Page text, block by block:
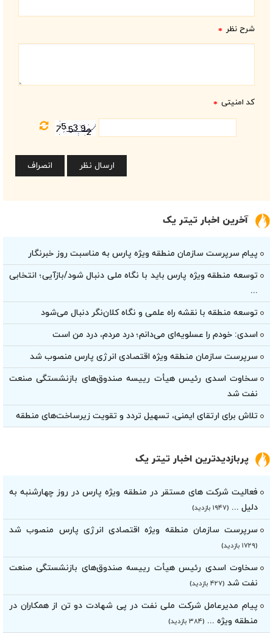
شرح نظر *
کد امنیتی *
آخرین اخبار تیتر یک
پیام سرپرست سازمان منطقه ویژه پارس به مناسبت روز خبرنگار
توسعه منطقه ویژه پارس باید با نگاه ملی دنبال شود/بازآیی؛ انتخابی
...
توسعه منطقه با نقشه راه علمی و نگاه کلان‌نگر دنبال می‌شود
اسدی: خودم را عسلویه‌ای می‌دانم؛ درد مردم، درد من است
سرپرست سازمان منطقه ویژه اقتصادی انرژی پارس منصوب شد
سخاوت اسدی رئیس هیأت‌ رییسه صندوق‌های بازنشستگی صنعت
نفت شد
تلاش برای ارتقای ایمنی، تسهیل تردد و تقویت زیرساخت‌های منطقه
پربازدیدترین اخبار تیتر یک
فعالیت شرکت های مستقر در منطقه ویژه پارس در روز چهارشنبه به
دلیل ...
سرپرست سازمان منطقه ویژه اقتصادی انرژی پارس منصوب شد
سخاوت اسدی رئیس هیأت‌ رییسه صندوق‌های بازنشستگی صنعت
نفت شد (۴۲۷ بازدید)
پیام مدیرعامل شرکت ملی نفت در پی شهادت دو تن از همکاران در
منطقه ویژه ...